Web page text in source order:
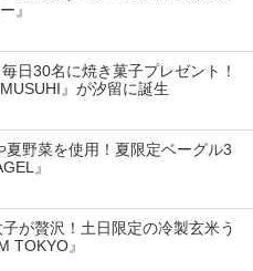
』
日30名に焼き菓子プレゼント！
』が汐留に誕生
野菜を使用！夏限定ベーグル3
』
が贅沢！土日限定の冷製玄米う
TOKYO』